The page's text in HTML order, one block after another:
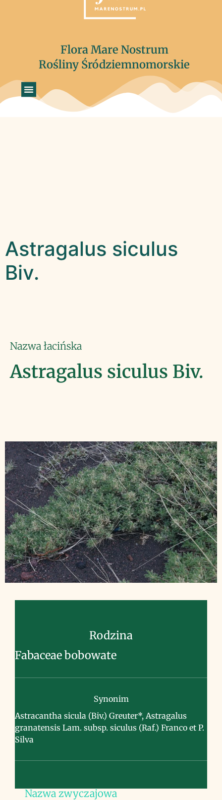
Flora Mare Nostrum
Rośliny Śródziemnomorskie
Astragalus siculus
Biv.
Nazwa łacińska
Astragalus siculus Biv.
Rodzina
Fabaceae bobowate
Synonim
Astracantha sicula (Biv.) Greuter*, Astragalus
granatensis Lam. subsp. siculus (Raf.) Franco et P.
Silva
Nazwa zwyczajowa